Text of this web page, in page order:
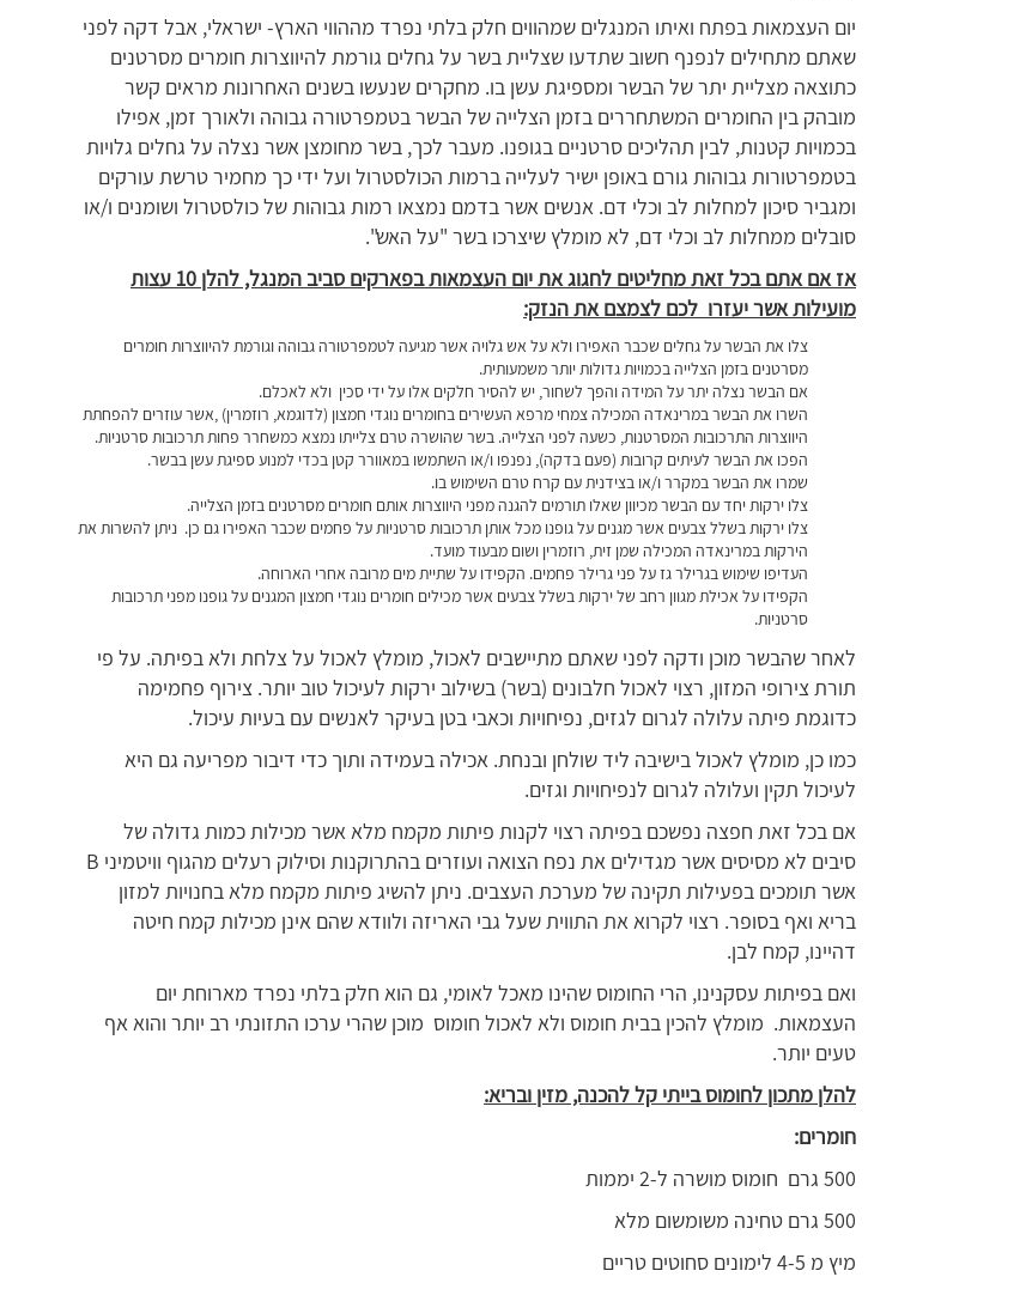
יום העצמאות בפתח ואיתו המנגלים שמהווים חלק בלתי נפרד מההווי הארץ- ישראלי, אבל דקה לפני
שאתם מתחילים לנפנף חשוב שתדעו שצליית בשר על גחלים גורמת להיווצרות חומרים מסרטנים
כתוצאה מצליית יתר של הבשר ומספיגת עשן בו. מחקרים שנעשו בשנים האחרונות מראים קשר
מובהק בין החומרים המשתחררים בזמן הצלייה של הבשר בטמפרטורה גבוהה ולאורך זמן, אפילו
בכמויות קטנות, לבין תהליכים סרטניים בגופנו. מעבר לכך, בשר מחומצן אשר נצלה על גחלים גלויות
בטמפרטורות גבוהות גורם באופן ישיר לעלייה ברמות הכולסטרול ועל ידי כך מחמיר טרשת עורקים
ומגביר סיכון למחלות לב וכלי דם. אנשים אשר בדמם נמצאו רמות גבוהות של כולסטרול ושומנים ו/או
סובלים ממחלות לב וכלי דם, לא מומלץ שיצרכו בשר "על האש".
אז אם אתם בכל זאת מחליטים לחגוג את יום העצמאות בפארקים סביב המנגל, להלן 10 עצות
מועילות אשר יעזרו לכם לצמצם את הנזק:
צלו את הבשר על גחלים שכבר האפירו ולא על אש גלויה אשר מגיעה לטמפרטורה גבוהה וגורמת להיווצרות חומרים
מסרטנים בזמן הצלייה בכמויות גדולות יותר משמעותית.
אם הבשר נצלה יתר על המידה והפך לשחור, יש להסיר חלקים אלו על ידי סכין ולא לאכלם.
השרו את הבשר במרינאדה המכילה צמחי מרפא העשירים בחומרים נוגדי חמצון (לדוגמא, רוזמרין) ,אשר עוזרים להפחתת
היווצרות התרכובות המסרטנות, כשעה לפני הצלייה. בשר שהושרה טרם צלייתו נמצא כמשחרר פחות תרכובות סרטניות.
הפכו את הבשר לעיתים קרובות (פעם בדקה), נפנפו ו/או השתמשו במאוורר קטן בכדי למנוע ספיגת עשן בבשר.
שמרו את הבשר במקרר ו/או בצידנית עם קרח טרם השימוש בו.
צלו ירקות יחד עם הבשר מכיוון שאלו תורמים להגנה מפני היווצרות אותם חומרים מסרטנים בזמן הצלייה.
צלו ירקות בשלל צבעים אשר מגנים על גופנו מכל אותן תרכובות סרטניות על פחמים שכבר האפירו גם כן. ניתן להשרות את
הירקות במרינאדה המכילה שמן זית, רוזמרין ושום מבעוד מועד.
העדיפו שימוש בגרילר גז על פני גרילר פחמים. הקפידו על שתיית מים מרובה אחרי הארוחה.
הקפידו על אכילת מגוון רחב של ירקות בשלל צבעים אשר מכילים חומרים נוגדי חמצון המגנים על גופנו מפני תרכובות
סרטניות.
לאחר שהבשר מוכן ודקה לפני שאתם מתיישבים לאכול, מומלץ לאכול על צלחת ולא בפיתה. על פי
תורת צירופי המזון, רצוי לאכול חלבונים (בשר) בשילוב ירקות לעיכול טוב יותר. צירוף פחמימה
כדוגמת פיתה עלולה לגרום לגזים, נפיחויות וכאבי בטן בעיקר לאנשים עם בעיות עיכול.
כמו כן, מומלץ לאכול בישיבה ליד שולחן ובנחת. אכילה בעמידה ותוך כדי דיבור מפריעה גם היא
לעיכול תקין ועלולה לגרום לנפיחויות וגזים.
אם בכל זאת חפצה נפשכם בפיתה רצוי לקנות פיתות מקמח מלא אשר מכילות כמות גדולה של
סיבים לא מסיסים אשר מגדילים את נפח הצואה ועוזרים בהתרוקנות וסילוק רעלים מהגוף וויטמיני B
אשר תומכים בפעילות תקינה של מערכת העצבים. ניתן להשיג פיתות מקמח מלא בחנויות למזון
בריא ואף בסופר. רצוי לקרוא את התווית שעל גבי האריזה ולוודא שהם אינן מכילות קמח חיטה
דהיינו, קמח לבן.
ואם בפיתות עסקנינו, הרי החומוס שהינו מאכל לאומי, גם הוא חלק בלתי נפרד מארוחת יום
העצמאות. מומלץ להכין בבית חומוס ולא לאכול חומוס מוכן שהרי ערכו התזונתי רב יותר והוא אף
טעים יותר.
להלן מתכון לחומוס בייתי קל להכנה, מזין ובריא:
חומרים:
500 גרם חומוס מושרה ל-2 יממות
500 גרם טחינה משומשום מלא
מיץ מ 4-5 לימונים סחוטים טריים